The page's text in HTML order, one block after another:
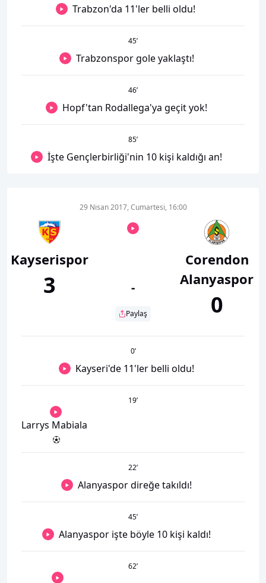
Trabzon'da 11'ler belli oldu!
45’
Trabzonspor gole yaklaştı!
46’
Hopf'tan Rodallega'ya geçit yok!
85’
İşte Gençlerbirliği'nin 10 kişi kaldığı an!
Kayserispor
3
29 Nisan 2017, Cumartesi, 16:00
-
Paylaş
Corendon
Alanyaspor
0
0’
Kayseri'de 11'ler belli oldu!
19’
Larrys Mabiala
22’
Alanyaspor direğe takıldı!
45’
Alanyaspor işte böyle 10 kişi kaldı!
62’